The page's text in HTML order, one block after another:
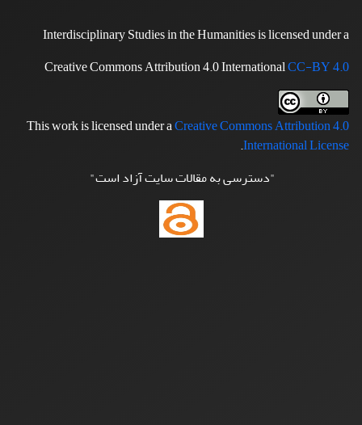
Interdisciplinary Studies in the Humanities is licensed under a
Creative Commons Attribution 4.0 InternationalCC-BY 4.0
This work is licensed under aCreative Commons Attribution 4.0
International License
.
"دسترسی به مقالات سایت آزاد است"